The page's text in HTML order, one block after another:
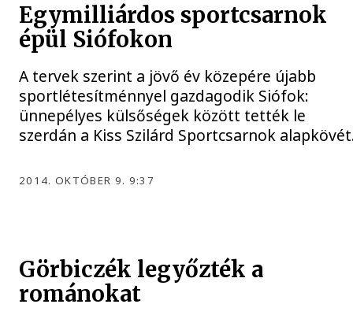
Egymilliárdos sportcsarnok
épül Siófokon
A tervek szerint a jövő év közepére újabb
sportlétesítménnyel gazdagodik Siófok:
ünnepélyes külsőségek között tették le
szerdán a Kiss Szilárd Sportcsarnok
2014. OKTÓBER 9. 9:37
Görbiczék legyőzték a
románokat